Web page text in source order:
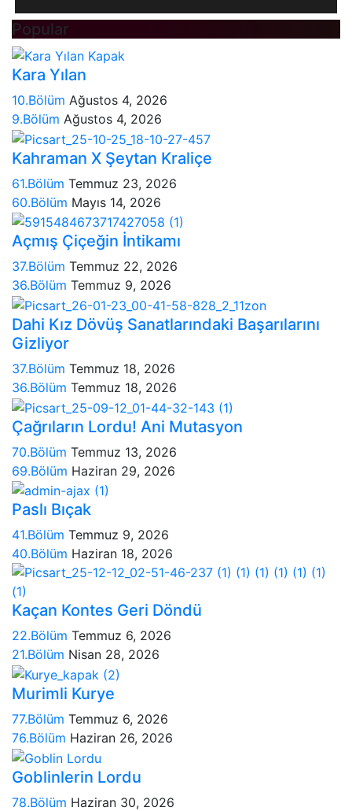
Popular
Kara Yılan
10.Bölüm Ağustos 4, 2026
9.Bölüm Ağustos 4, 2026
Kahraman X Şeytan Kraliçe
61.Bölüm Temmuz 23, 2026
60.Bölüm Mayıs 14, 2026
Açmış Çiçeğin İntikamı
37.Bölüm Temmuz 22, 2026
36.Bölüm Temmuz 9, 2026
Dahi Kız Dövüş Sanatlarındaki Başarılarını
Gizliyor
37.Bölüm Temmuz 18, 2026
36.Bölüm Temmuz 18, 2026
Çağrıların Lordu! Ani Mutasyon
70.Bölüm Temmuz 13, 2026
69.Bölüm Haziran 29, 2026
Paslı Bıçak
41.Bölüm Temmuz 9, 2026
40.Bölüm Haziran 18, 2026
Kaçan Kontes Geri Döndü
22.Bölüm Temmuz 6, 2026
21.Bölüm Nisan 28, 2026
Murimli Kurye
77.Bölüm Temmuz 6, 2026
76.Bölüm Haziran 26, 2026
Goblinlerin Lordu
78.Bölüm Haziran 30, 2026